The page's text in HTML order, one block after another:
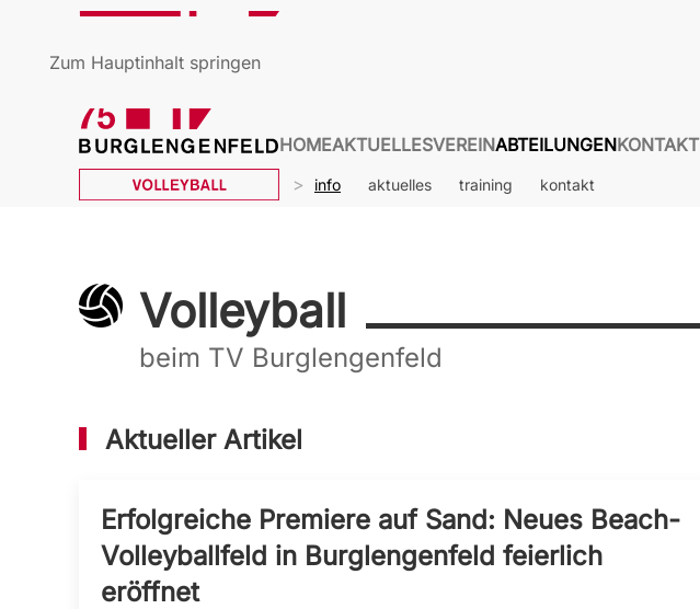
Zum Hauptinhalt springen
HOMEAKTUELLESVEREINABTEILUNGENKONTAKT
info aktuelles training kontakt
Volleyball
beim TV Burglengenfeld
Aktueller Artikel
Erfolgreiche Premiere auf Sand: Neues Beach-
Volleyballfeld in Burglengenfeld feierlich
eröffnet